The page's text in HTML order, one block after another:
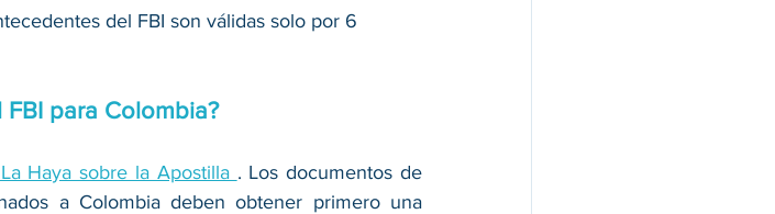
del FBI son válidas solo por 6
para Colombia?
Haya sobre la Apostilla . Los documentos de
a Colombia deben obtener primero una